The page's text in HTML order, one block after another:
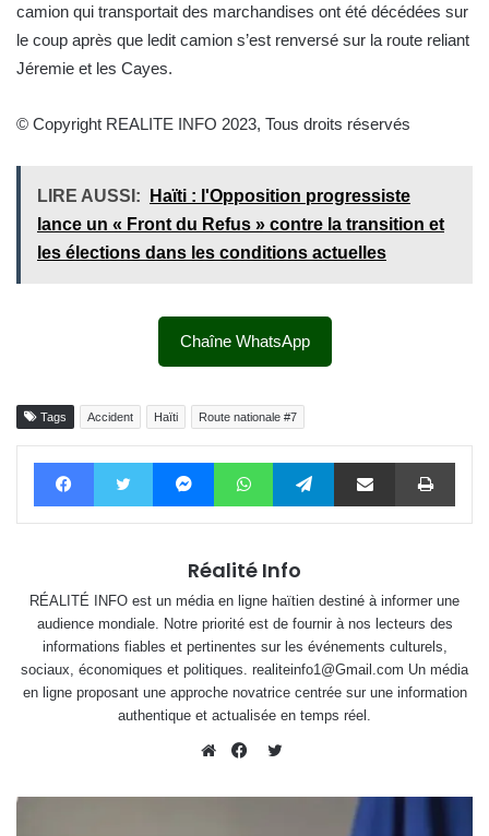
camion qui transportait des marchandises ont été décédées sur
le coup après que ledit camion s’est renversé sur la route reliant
Jéremie et les Cayes.
© Copyright REALITE INFO 2023, Tous droits réservés
LIRE AUSSI:
Haïti : l'Opposition progressiste
lance un « Front du Refus » contre la transition et
les élections dans les conditions actuelles
Chaîne WhatsApp
Tags Accident Haïti Route nationale #7
FacebookTwitter MessengerWhatsAppTelegram Partager par email
Réalité Info
RÉALITÉ INFO est un média en ligne haïtien destiné à informer une
audience mondiale. Notre priorité est de fournir à nos lecteurs des
informations fiables et pertinentes sur les événements culturels,
sociaux, économiques et politiques. realiteinfo1@Gmail.com Un média
en ligne proposant une approche novatrice centrée sur une information
authentique et actualisée en temps réel.